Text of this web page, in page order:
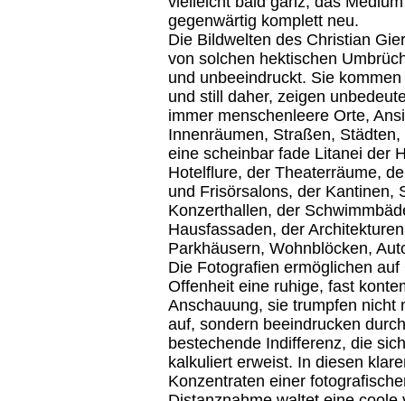
gegenwärtig komplett neu.
Die Bildwelten des Christian
von solchen hektischen
und unbeeindruckt. Sie
und still daher, zeigen
immer menschenleere Orte,
Innenräumen, Straßen,
eine scheinbar fade Litanei der
Hotelflure, der Theaterräume,
und Frisörsalons, der Kantinen,
Konzerthallen, der
Hausfassaden, der
Parkhäusern, Wohnblöcken,
Die Fotografien ermöglichen auf
Offenheit eine ruhige, fast
Anschauung, sie trumpfen nicht
auf, sondern beeindrucken
bestechende Indifferenz, die
kalkuliert erweist. In diesen
Konzentraten einer